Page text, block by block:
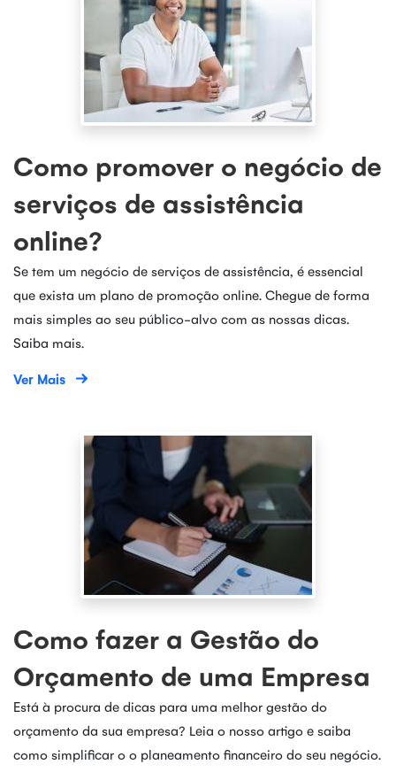
Como promover o negócio de
serviços de assistência
online?
Se tem um negócio de serviços de assistência, é essencial
que exista um plano de promoção online. Chegue de forma
mais simples ao seu público-alvo com as nossas dicas.
Saiba mais.
Ver Mais
Como fazer a Gestão do
Orçamento de uma Empresa
Está à procura de dicas para uma melhor gestão do
orçamento da sua empresa? Leia o nosso artigo e saiba
como simplificar o o planeamento financeiro do seu negócio.